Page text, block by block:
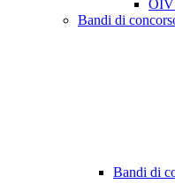
OIV
Bandi di
Bandi di